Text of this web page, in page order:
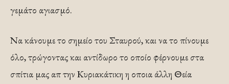
γεμάτο αγιασμό.
Να κάνουμε το σημείο του Σταυρού, και να το πίνουμε
όλο, τρώγοντας και αντίδωρο το οποίο φέρνουμε στα
σπίτια μας απ την Κυριακάτικη η οποια άλλη Θεία